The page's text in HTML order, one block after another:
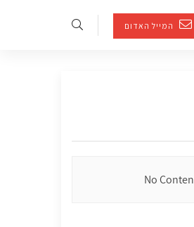
המייל האדום
No